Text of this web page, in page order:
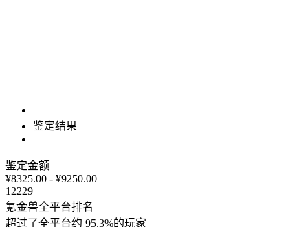
鉴定结果
鉴定金额
¥8325.00 - ¥9250.00
12229
氪金兽全平台排名
超过了全平台约 95.3%的玩家